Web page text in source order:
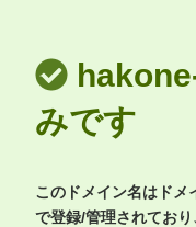
みです
このドメイン名はドメ
で登録/管理されており